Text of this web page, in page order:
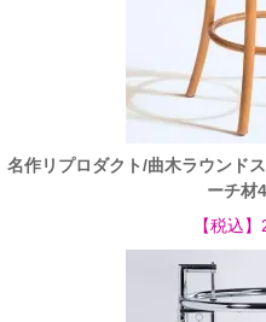
名作リプロダクト/曲木ラウンド
ーチ材
【税込